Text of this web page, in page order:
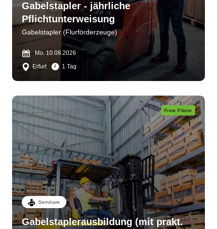
Gabelstapler - jährliche
Pflichtunterweisung
Gabelstapler (Flurförderzeuge)
Mo. 10.08.2026
Erfurt
1 Tag
Freie Plätze
Seminare
Gabelstaplerausbildung (mit prakt.